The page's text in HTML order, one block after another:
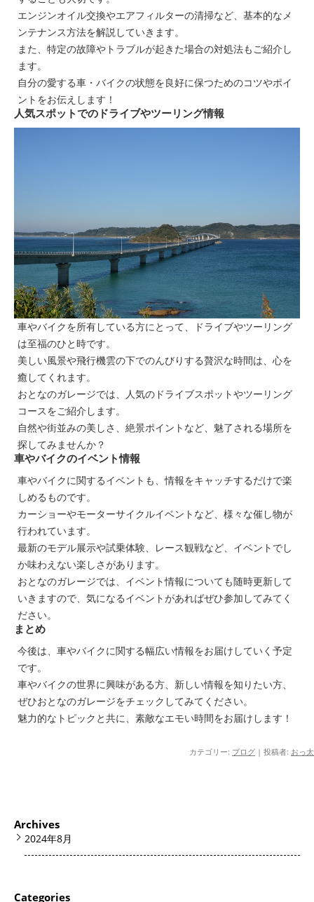
エンジンオイル交換やエアフィルターの清掃など、基本的なメ
ンテナンス方法を解説していきます。
また、特定の故障やトラブルが起きた場合の対処法もご紹介し
ます。
自分の愛する車・バイクの状態を良好に保つためのコツやポイ
ントをお伝えします！
人気スポットでのドライブやツーリング情報
車やバイクを所有している方にとって、ドライブやツーリング
は至福のひと時です。
美しい風景や飛行機雲の下でのんびりする贅沢な時間は、心を
癒してくれます。
おとなのガレージでは、人気のドライブスポットやツーリング
コースをご紹介します。
自然や街並みの美しさ、絶景ポイントなど、魅了される場所を
探してみませんか？
車やバイクのイベント情報
車やバイクに関するイベントも、情報をキャッチするだけで楽
しめるものです。
カーショーやモーターサイクルイベントなど、様々な催し物が
行われています。
最新のモデル展示や試乗体験、レース観戦など、イベントでし
か味わえない楽しさがあります。
おとなのガレージでは、イベント情報についても随時更新して
いきますので、気になるイベントがあればぜひ参加してみてく
ださい。
まとめ
今後は、車やバイクに関する幅広い情報をお届けしていく予定
です。
車やバイクの世界に興味がある方、新しい情報を知りたい方、
ぜひおとなのガレージをチェックしてみてください。
魅力的なトピックと共に、素敵なエモい時間をお届けします！
カテゴリー: ブログ | 投稿者: おっ太
Archives
2024年8月
Categories